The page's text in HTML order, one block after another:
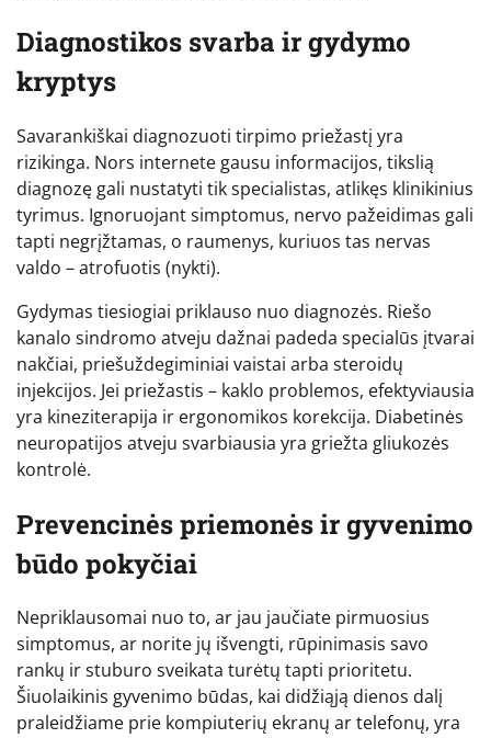
Diagnostikos svarba ir gydymo
kryptys
Savarankiškai diagnozuoti tirpimo priežastį yra
rizikinga. Nors internete gausu informacijos, tikslią
diagnozę gali nustatyti tik specialistas, atlikęs klinikinius
tyrimus. Ignoruojant simptomus, nervo pažeidimas gali
tapti negrįžtamas, o raumenys, kuriuos tas nervas
valdo – atrofuotis (nykti).
Gydymas tiesiogiai priklauso nuo diagnozės. Riešo
kanalo sindromo atveju dažnai padeda specialūs įtvarai
nakčiai, priešuždegiminiai vaistai arba steroidų
injekcijos. Jei priežastis – kaklo problemos, efektyviausia
yra kineziterapija ir ergonomikos korekcija. Diabetinės
neuropatijos atveju svarbiausia yra griežta gliukozės
kontrolė.
Prevencinės priemonės ir gyvenimo
būdo pokyčiai
Nepriklausomai nuo to, ar jau jaučiate pirmuosius
simptomus, ar norite jų išvengti, rūpinimasis savo
rankų ir stuburo sveikata turėtų tapti prioritetu.
Šiuolaikinis gyvenimo būdas, kai didžiąją dienos dalį
praleidžiame prie kompiuterių ekranų ar telefonų, yra